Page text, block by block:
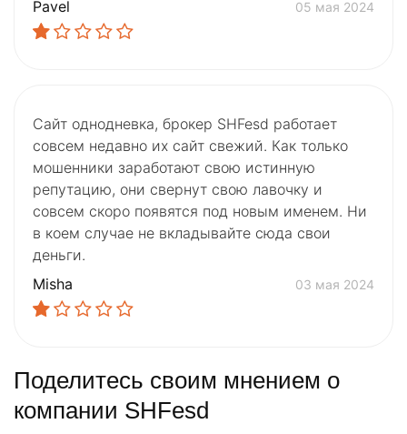
Pavel
05 мая 2024
Сайт однодневка, брокер SHFesd работает
совсем недавно их сайт свежий. Как только
мошенники заработают свою истинную
репутацию, они свернут свою лавочку и
совсем скоро появятся под новым именем. Ни
в коем случае не вкладывайте сюда свои
деньги.
Misha
03 мая 2024
Поделитесь своим мнением о
компании SHFesd